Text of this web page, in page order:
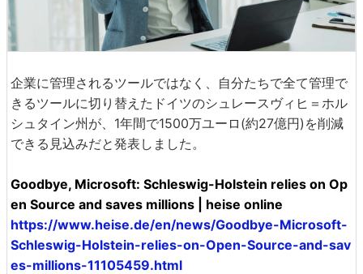
企業に管理されるツールではなく、自分たちで全て管理で
きるツールに切り替えたドイツのシュレースヴィヒ＝ホル
シュタイン州が、1年間で1500万ユーロ(約27億円)を削減
できる見込みだと発表しました。
Goodbye, Microsoft: Schleswig-Holstein relies on Op
en Source and saves millions | heise online
https://www.heise.de/en/news/Goodbye-Microsoft-
Schleswig-Holstein-relies-on-Open-Source-and-sav
es-millions-11105459.html